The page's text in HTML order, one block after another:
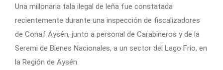
Una millonaria tala ilegal de leña fue constatada
recientemente durante una inspección de fiscalizadores
de Conaf Aysén, junto a personal de Carabineros y de la
Seremi de Bienes Nacionales, a un sector del Lago Frío, en
la Región de Aysén.